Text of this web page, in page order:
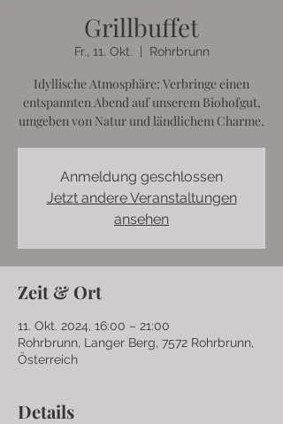
Grillbuffet
Fr., 11. Okt. Rohrbrunn
Idyllische Atmosphäre: Verbringe einen
entspannten Abend auf unserem Biohofgut,
umgeben von Natur und ländlichem Charme.
Anmeldung geschlossen
Jetzt andere Veranstaltungen
ansehen
Zeit & Ort
11. Okt. 2024, 16:00 – 21:00
Rohrbrunn, Langer Berg, 7572 Rohrbrunn,
Österreich
Details